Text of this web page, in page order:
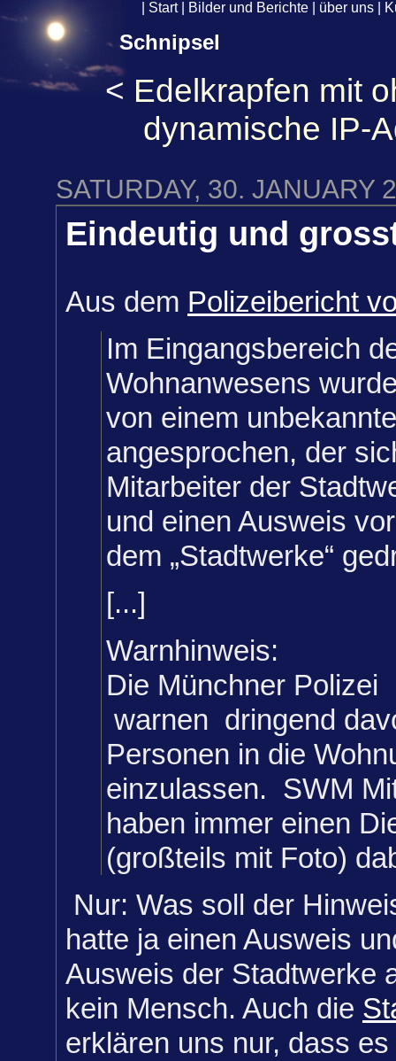
Start| Bilder und Berichte über uns
Schnipsel
< Edelkrapfen mit
dynamische IP-
SATURDAY, 30. JANUARY
Eindeutig und
Aus dem Polizeibericht
Im Eingangsbereich
Wohnanwesens
von einem
angesprochen, der
Mitarbeiter der
und einen Ausweis
dem „Stadtwerke“
[...]
Warnhinweis:
Die Münchner Polizei
warnen dringend
Personen in die
einzulassen. SWM
haben immer einen
(großteils mit Foto)
Nur: Was soll der
hatte ja einen Ausweis
Ausweis der Stadtwerke
kein Mensch. Auch die
erklären uns nur, dass